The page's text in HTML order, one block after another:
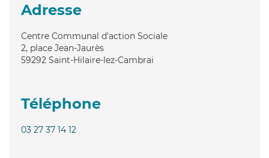
Adresse
Centre Communal d'action Sociale
2, place Jean-Jaurès
59292 Saint-Hilaire-lez-Cambrai
Téléphone
03 27 37 14 12